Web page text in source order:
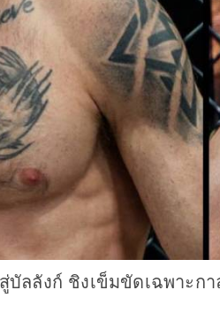
ลลังก์ ชิงเข็มขัดเฉพาะก